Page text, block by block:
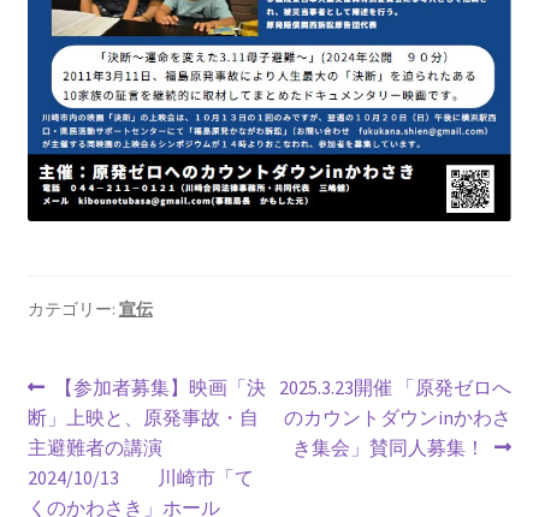
2023.1.19 東電旧経営陣、二審も無罪 民事裁判で認
めた「長期評価」を否定
原子力規制委員会「原発60年超運転」正式決定見送
り
書籍
2022.12.29 原発事故と甲状腺がん
カテゴリー: 宣伝
投
稿
ナ
前
の
投
稿:
【参加者募集】映画「決
断」上映と、原発事故・自
主避難者の講演
2024/10/13 川崎市「て
くのかわさき」ホール
次
の
投
2025.3.23開催 「原発ゼロへ
のカウントダウンinかわさ
き集会」賛同人募集！